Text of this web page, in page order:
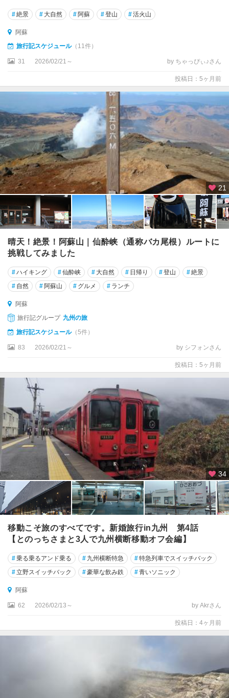
#絶景 # 大自然 #阿蘇 #登山 #活火山
阿蘇
旅行記スケジュール（11件）
31 2026/02/21～ by ちゃっぴぃ♪さん
投稿日：5ヶ月前
21
晴天！絶景！阿蘇山｜仙酔峡（通称バカ尾根）ルートに
挑戦してみました
#ハイキング #仙酔峡 # 大自然 # 日帰り #登山 #絶景
# 自然 #阿蘇山 # グルメ # ランチ
阿蘇
旅行記グループ 九州の旅
旅行記スケジュール（5件）
83 2026/02/21～ by シフォンさん
投稿日：5ヶ月前
34
移動こそ旅のすべてです。新婚旅行in九州 第4話
【とのっちさまと3人で九州横断移動オフ会編】
#乗る乗るアンド乗る # 九州横断特急 #特急列車でスイッチバック
#立野スイッチバック #豪華な飲み鉄 #青いソニック
阿蘇
62 2026/02/13～ by Akrさん
投稿日：4ヶ月前